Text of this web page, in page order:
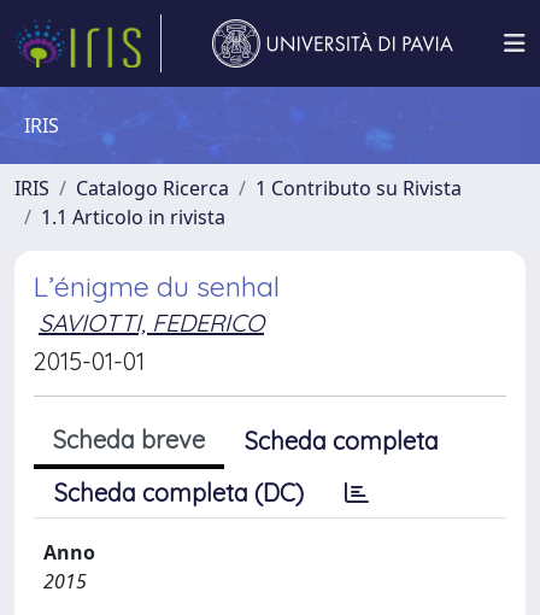
IRIS
IRIS Catalogo Ricerca
1 Contributo su Rivista
1.1 Articolo in rivista
L’énigme du senhal
SAVIOTTI, FEDERICO
2015-01-01
Scheda breve
Scheda completa
Scheda completa (DC)
Anno
2015